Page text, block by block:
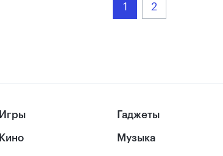
1 2
Игры
Кино
Гаджеты
Музыка